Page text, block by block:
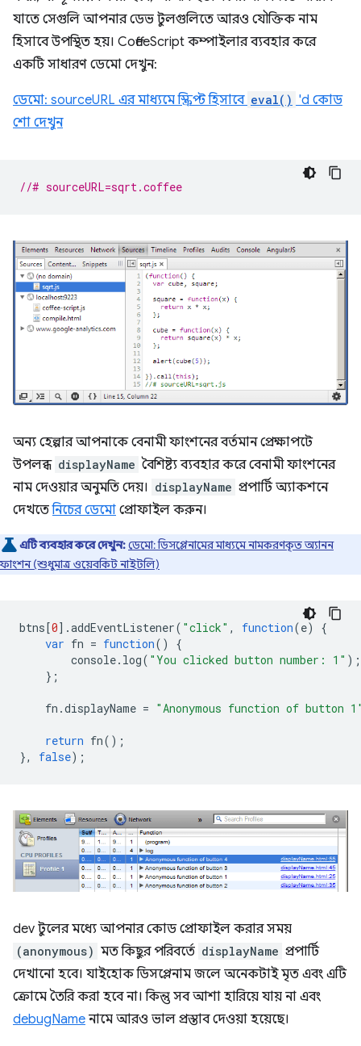
যাতে সেগুলি আপনার ডেভ টুলগুলিতে আরও যৌক্তিক নাম
হিসাবে উপস্থিত হয়। CoffeeScript কম্পাইলার ব্যবহার করে
একটি সাধারণ ডেমো দেখুন:
ডেমো: sourceURL এর মাধ্যমে স্ক্রিপ্ট হিসাবে eval() 'd কোড
শো দেখুন
//# sourceURL=sqrt.coffee
অন্য হেল্পার আপনাকে বেনামী ফাংশনের বর্তমান প্রেক্ষাপটে
উপলব্ধ displayName বৈশিষ্ট্য ব্যবহার করে বেনামী ফাংশনের
নাম দেওয়ার অনুমতি দেয়। displayName প্রপার্টি অ্যাকশনে
দেখতেনিচের ডেমো প্রোফাইল করুন।
এটি ব্যবহার করে দেখুন:ডেমো: ডিসপ্লেনামের মাধ্যমে নামকরণকৃত অ্যানন
ফাংশন (শুধুমাত্র ওয়েবকিট নাইটলি)
btns[0].addEventListener( "click" , function(e)
{
var fn = function()
{
console. log( "You clicked button number: 1" );
};
fn .displayName = "Anonymous function of button
return fn();
},
false);
dev টুলের মধ্যে আপনার কোড প্রোফাইল করার সময়
(anonymous) মত কিছুর পরিবর্তে displayName প্রপার্টি
দেখানো হবে। যাইহোক ডিসপ্লেনাম জলে অনেকটাই মৃত এবং এটি
ক্রোমে তৈরি করা হবে না। কিন্তু সব আশা হারিয়ে যায় না এবং
debugName নামে আরও ভাল প্রস্তাব দেওয়া হয়েছে।